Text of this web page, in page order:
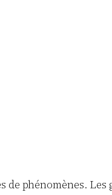
phénomènes. Les